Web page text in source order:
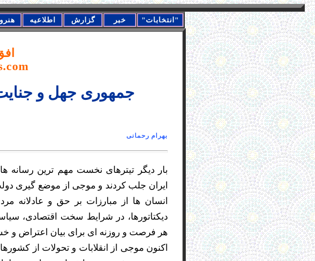
اطلاعیه گزارش خبر "انتخابات"
!جمهوری جهل و
بهرام رحمانی چهارشنبه
بار دیگر تیترهای نخست مهم ترین رسانه
ایران جلب کردند و موجی از موضع گیری
انسان ها از مبارزات بر حق و عادلانه
دیکتاتورها، در شرایط سخت اقتصادی،
هر فرصت و روزنه ای برای بیان اعتراض و
اکنون موجی از انقلابات و تحولات از